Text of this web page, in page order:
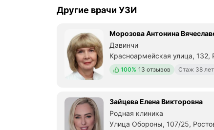
Другие врачи УЗИ
Морозова Антонина
Давинчи
Красноармейская улица, 132,
Положительных отзывов
100% 13 отзывов Стаж 38 лет
Зайцева Елена Викторовна
Родная клиника
Улица Обороны, 107/25,